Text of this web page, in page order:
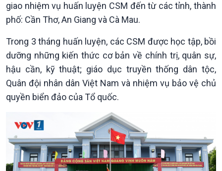
giao nhiệm vụ huấn luyện CSM đến từ các tỉnh, thành
phố: Cần Thơ, An Giang và Cà Mau.
Trong 3 tháng huấn luyện, các CSM được học tập, bồi
dưỡng những kiến thức cơ bản về chính trị, quân sự,
hậu cần, kỹ thuật; giáo dục truyền thống dân tộc,
Quân đội nhân dân Việt Nam và nhiệm vụ bảo vệ chủ
quyền biển đảo của Tổ quốc.